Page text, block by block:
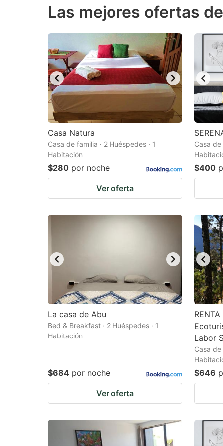
the
key
to
get
the
keyboard
shortcuts
for
changing
dates.
to
Las mejores ofertas
Casa Natura
Casa de familia · 2 Huéspedes · 1
Habitación
$280 por noche
Ver oferta
Casa de
$400
La casa de Abu
Bed & Breakfast · 2 Huéspedes · 1
Habitación
$684 por noche
Ver oferta
Labor
Casa de
$646